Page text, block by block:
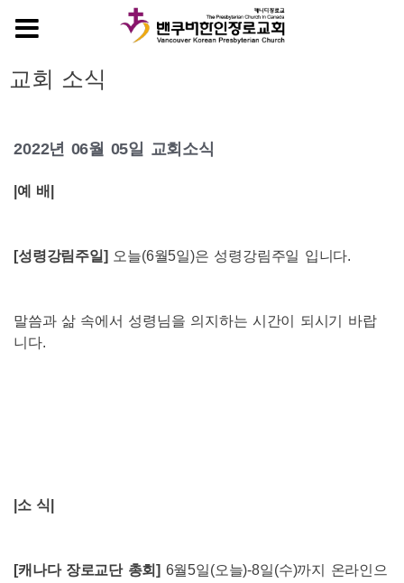
교회 소식
2022년 06월 05일 교회소식
예 배
[성령강림주일] 오늘(6월5일)은 성령강림주일 입니다.
말씀과 삶 속에서 성령님을 의지하는 시간이 되시기 바랍
니다.
소 식
[캐나다 장로교단 총회] 6월5일(오늘)-8일(수)까지 온라인으